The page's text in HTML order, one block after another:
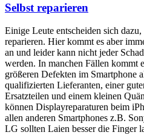
Selbst reparieren
Einige Leute entscheiden sich
reparieren. Hier kommt es aber
an und leider kann nicht jeder
werden. In manchen Fällen kommt
größeren Defekten im Smartphone
qualifizierten Lieferanten, einer
Ersatzteilen und einem kleinen
können Displayreparaturen beim
allen anderen Smartphones z.B.
LG sollten Laien besser die Finger